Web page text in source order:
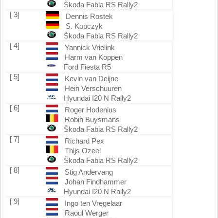
Škoda Fabia RS Rally2
[ 3]
Dennis Rostek
S. Kopczyk
Škoda Fabia RS Rally2
[ 4]
Yannick Vrielink
Harm van Koppen
Ford Fiesta R5
[ 5]
Kevin van Deijne
Hein Verschuuren
Hyundai I20 N Rally2
[ 6]
Roger Hodenius
Robin Buysmans
Škoda Fabia RS Rally2
[ 7]
Richard Pex
Thijs Ozeel
Škoda Fabia RS Rally2
[ 8]
Stig Andervang
Johan Findhammer
Hyundai I20 N Rally2
[ 9]
Ingo ten Vregelaar
Raoul Werger